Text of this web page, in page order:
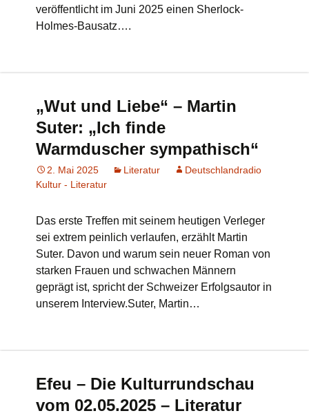
veröffentlicht im Juni 2025 einen Sherlock-
Holmes-Bausatz….
„Wut und Liebe“ – Martin
Suter: „Ich finde
Warmduscher sympathisch“
2. Mai 2025 Literatur
Deutschlandradio
Kultur - Literatur
Das erste Treffen mit seinem heutigen Verleger
sei extrem peinlich verlaufen, erzählt Martin
Suter. Davon und warum sein neuer Roman von
starken Frauen und schwachen Männern
geprägt ist, spricht der Schweizer Erfolgsautor in
unserem Interview.Suter, Martin…
Efeu – Die Kulturrundschau
vom 02.05.2025 – Literatur